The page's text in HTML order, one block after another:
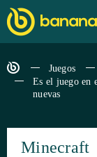
Juegos
Es el juego en
nuevas
Minecraft